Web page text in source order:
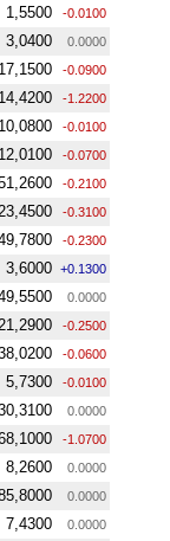
1,5500 -0.0100
3,0400 0.0000
17,1500 -0.0900
-1.2200
10,0800 -0.0100
12,0100 -0.0700
-0.2100
23,4500 -0.3100
-0.2300
3,6000 +0.1300
0.0000
21,2900 -0.2500
-0.0600
5,7300 -0.0100
0.0000
-1.0700
8,2600 0.0000
0.0000
7,4300 0.0000